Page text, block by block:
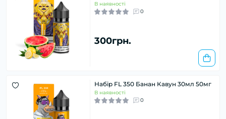
В наявності
0
300грн.
Набір FL 350 Банан Кавун 30мл 50мг
В наявності
0